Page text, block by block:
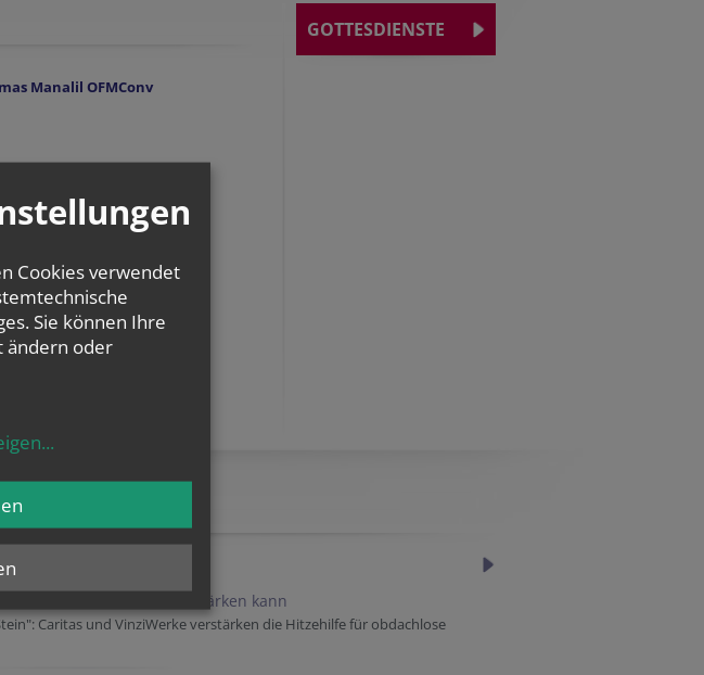
Manalil OFMConv
della Missione Cattolica
per informazioni in tedesco)
GOTTESDIENSTE
ERZDIÖZESE
Obdachlosenhilfe stärken kann
Caritas und VinziWerke verstärken die Hitzehilfe für obdachlose
Cookies verwendet
Sie können Ihre
ändern oder
...